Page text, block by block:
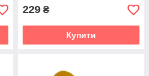
229 ₴
Купити